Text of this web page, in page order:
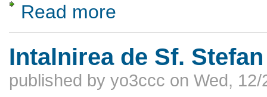
Read more
Intalnirea de Sf. Stefan
published by yo3ccc on Wed,